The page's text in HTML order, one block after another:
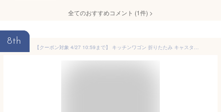
全てのおすすめコメント (1件) >
8th
【クーポン対象 4/27 10:59まで】 キッチンワゴン 折りたたみ キャスター付き 2段 フォールディングワゴン おしゃれ Don・hierro ドン・イエロ ■北海道・沖縄県・離島は配送不可■